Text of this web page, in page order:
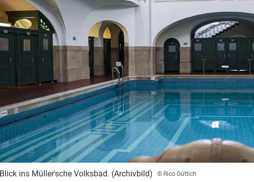
Blick ins Müller'sche Volksbad. (Archivbild) © Rico Güttich